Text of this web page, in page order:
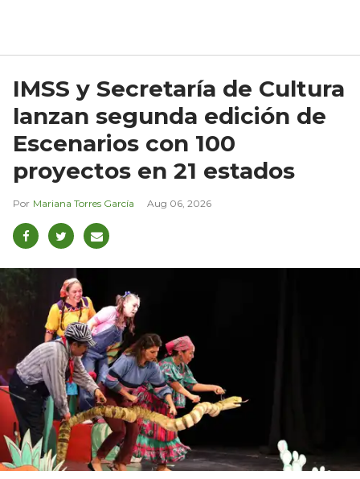
IMSS y Secretaría de Cultura
lanzan segunda edición de
Escenarios con 100
proyectos en 21 estados
Mariana Torres García Aug 06, 2026